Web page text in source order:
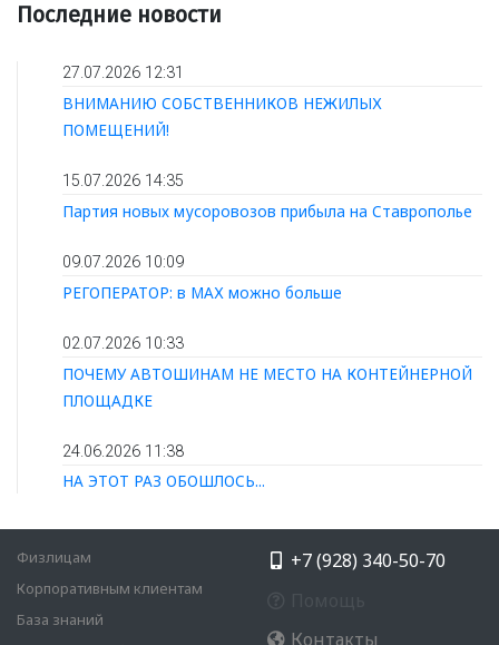
Последние новости
27.07.2026 12:31
ВНИМАНИЮ СОБСТВЕННИКОВ НЕЖИЛЫХ
ПОМЕЩЕНИЙ!
15.07.2026 14:35
Партия новых мусоровозов прибыла на Ставрополье
09.07.2026 10:09
РЕГОПЕРАТОР: в МАХ можно больше
02.07.2026 10:33
ПОЧЕМУ АВТОШИНАМ НЕ МЕСТО НА КОНТЕЙНЕРНОЙ
ПЛОЩАДКЕ
24.06.2026 11:38
НА ЭТОТ РАЗ ОБОШЛОСЬ...
Физлицам
Корпоративным клиентам
База знаний
+7 (928) 340-50-70
Контакты